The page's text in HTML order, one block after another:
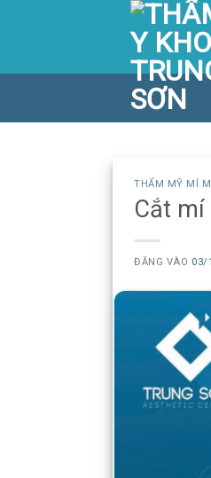
dung
THẨM MỸ MÍ
Cắt
ĐĂNG VÀO 03/